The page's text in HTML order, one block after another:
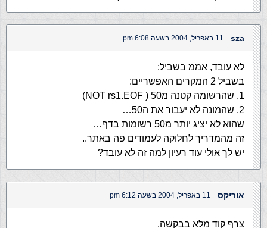
sza 11 באפריל, 2004 בשעה 6:08 pm
לא עובד, אממ בשביל:
בשביל 2 המקרים האפשריים:
1. שהרשומה קטנה מ50 ( NOT rs1.EOF)
2. שהמונה לא יעבור את ה50…
שהוא לא יציג יותר מ50 רשומות בדף…
זה מהמדריך לחלוקה לעמודים פה באתר..
יש לך אולי עוד רעיון למה זה לא עובד?
אוריקס 11 באפריל, 2004 בשעה 6:12 pm
צרף קוד מלא בבקשה.